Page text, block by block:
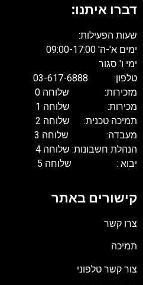
דברו איתנו:
שעות הפעילות:
ימים א'-ה' 09:00-17:00
ימי ו' סגור
טלפון: 03-617-6888
מזכירות: שלוחה 0
מכירות: שלוחה 1
תמיכה טכנית: שלוחה 2
מעבדה: שלוחה 3
הנהלת חשבונות: שלוחה 4
יבוא : שלוחה 5
קישורים באתר
צרו קשר
תמיכה
צור קשר טלפוני